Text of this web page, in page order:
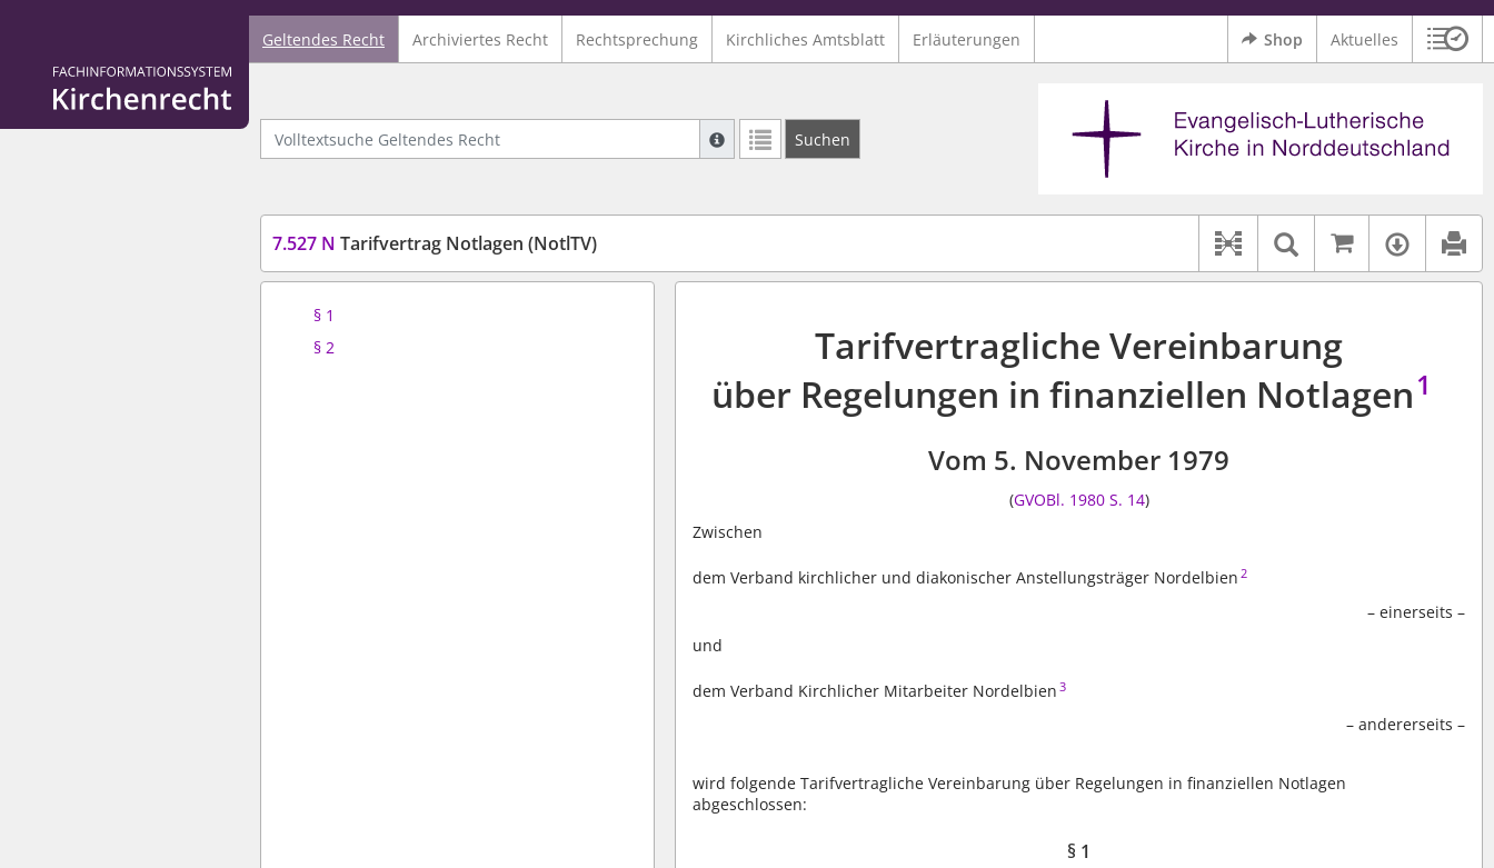
Logo Fachinformationssystem Kirchenrecht
Geltendes Recht Archiviertes Recht Rechtsprechung Kirchliches Amtsblatt Erläuterungen Shop Aktuelles
Volltextsuche Geltendes Recht
Suche mit Platzhalter "*", Bsp. Pfarrer*, findet auch: "Pfarrerinitiative" oder "Pfarrerausschuss".
Suchen
7.527 N Tarifvertrag Notlagen (NotlTV)
Dokument-Beziehungen
Textsuche im
Auf
§ 1
§ 2
Tarifvertragliche Vereinbarung
über Regelungen in finanziellen Notlagen1
Vom 5. November 1979
(GVOBl. 1980 S. 14)
Zwischen
dem Verband kirchlicher und diakonischer Anstellungsträger Nordelbien 2
– einerseits –
und
dem Verband Kirchlicher Mitarbeiter Nordelbien 3
– andererseits –
wird folgende Tarifvertragliche Vereinbarung über Regelungen in finanziellen Notlagen
abgeschlossen:
§ 1